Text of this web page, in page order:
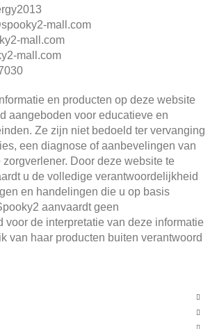
mall.com
mall.com
mall.com
en producten op deze website
aangeboden voor educatieve en
Ze zijn niet bedoeld ter vervanging
een diagnose of aanbevelingen van
zorgverlener. Door deze website te
u de volledige verantwoordelijkheid
en handelingen die u op basis
aanvaardt geen
voor de interpretatie van deze informatie
van haar producten buiten verantwoord